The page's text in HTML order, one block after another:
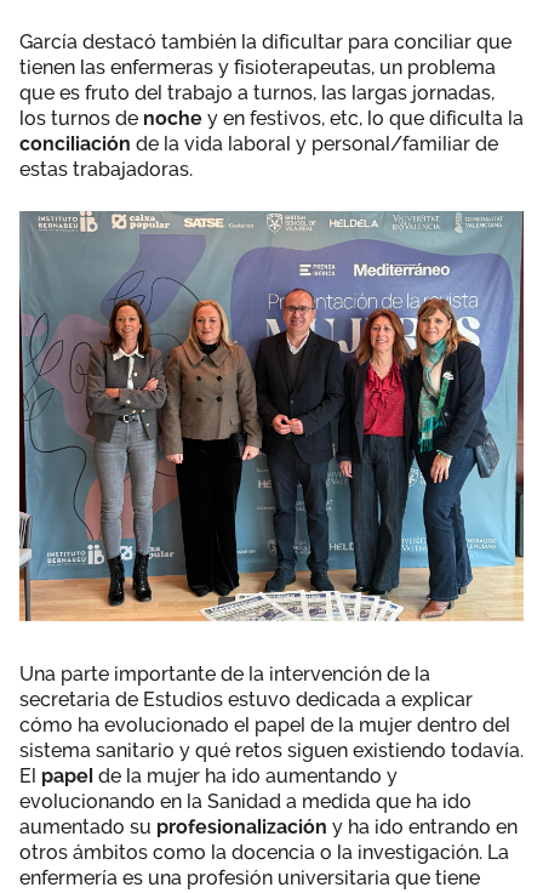
García destacó también la dificultar para conciliar que
tienen las enfermeras y fisioterapeutas, un problema
que es fruto del trabajo a turnos, las largas jornadas,
los turnos de noche y en festivos, etc, lo que dificulta la
conciliación de la vida laboral y personal/familiar de
estas trabajadoras.
Una parte importante de la intervención de la
secretaria de Estudios estuvo dedicada a explicar
cómo ha evolucionado el papel de la mujer dentro del
sistema sanitario y qué retos siguen existiendo todavía.
El papel de la mujer ha ido aumentando y
evolucionando en la Sanidad a medida que ha ido
aumentado su profesionalización y ha ido entrando en
otros ámbitos como la docencia o la investigación. La
enfermería es una profesión universitaria que tiene